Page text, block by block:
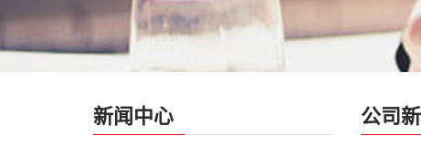
公司
新闻中心